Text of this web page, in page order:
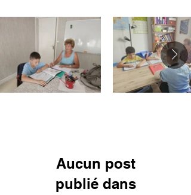
Aucun post
publié dans